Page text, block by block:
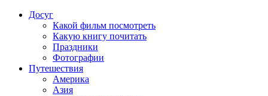
Досуг
Какой фильм посмотреть
Какую книгу почитать
Праздники
Фотографии
Путешествия
Америка
Азия